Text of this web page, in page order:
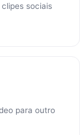
sociais
para outro